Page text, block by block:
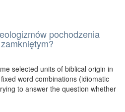
pochodzenia
selected units of biblical origin in
word combinations (idiomatic
to answer the question whether